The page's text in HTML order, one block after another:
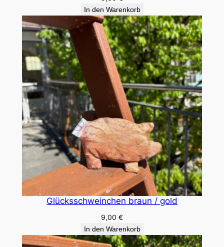
In den Warenkorb
Glücksschweinchen braun / gold
9,00 €
In den Warenkorb